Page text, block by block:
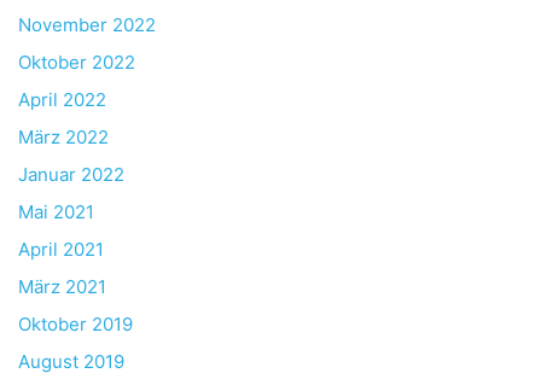
November 2022
Oktober 2022
April 2022
März 2022
Januar 2022
Mai 2021
April 2021
März 2021
Oktober 2019
August 2019